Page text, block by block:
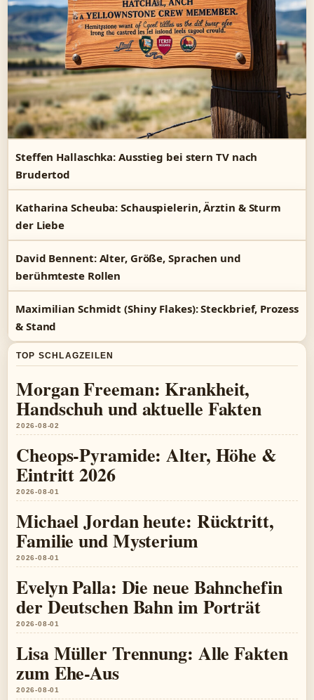
Steffen Hallaschka: Ausstieg bei stern TV nach
Brudertod
Katharina Scheuba: Schauspielerin, Ärztin & Sturm
der Liebe
David Bennent: Alter, Größe, Sprachen und
berühmteste Rollen
Maximilian Schmidt (Shiny Flakes): Steckbrief, Prozess
& Stand
TOP SCHLAGZEILEN
Morgan Freeman: Krankheit,
Handschuh und aktuelle Fakten
2026-08-02
Cheops-Pyramide: Alter, Höhe &
Eintritt 2026
2026-08-01
Michael Jordan heute: Rücktritt,
Familie und Mysterium
2026-08-01
Evelyn Palla: Die neue Bahnchefin
der Deutschen Bahn im Porträt
2026-08-01
Lisa Müller Trennung: Alle Fakten
zum Ehe-Aus
2026-08-01